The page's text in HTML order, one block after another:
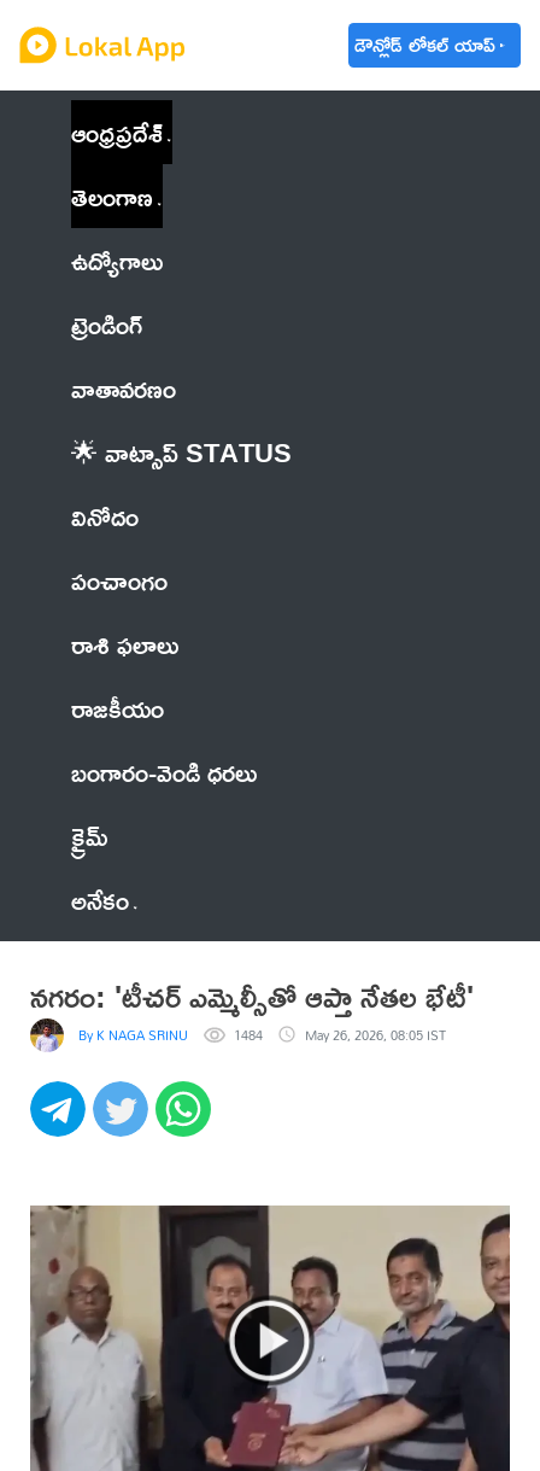
డౌన్లోడ్ లోకల్ యాప్
ఆంధ్రప్రదేశ్
తెలంగాణ
ఉద్యోగాలు
ట్రెండింగ్
వాతావరణం
🌟 వాట్సాప్ STATUS
వినోదం
పంచాంగం
రాశి ఫలాలు
రాజకీయం
బంగారం-వెండి ధరలు
క్రైమ్
అనేకం
నగరం: 'టీచర్ ఎమ్మెల్సీతో ఆప్తా నేతల భేటీ'
By K NAGA SRINU 1484 May 26, 2026, 08:05 IST